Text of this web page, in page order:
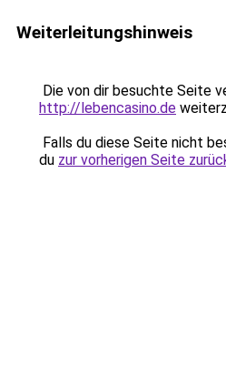
Weiterleitungshinweis
Die von dir besuchte Seite
http://lebencasino.de
Falls du diese Seite nicht
du zur vorherigen Seite